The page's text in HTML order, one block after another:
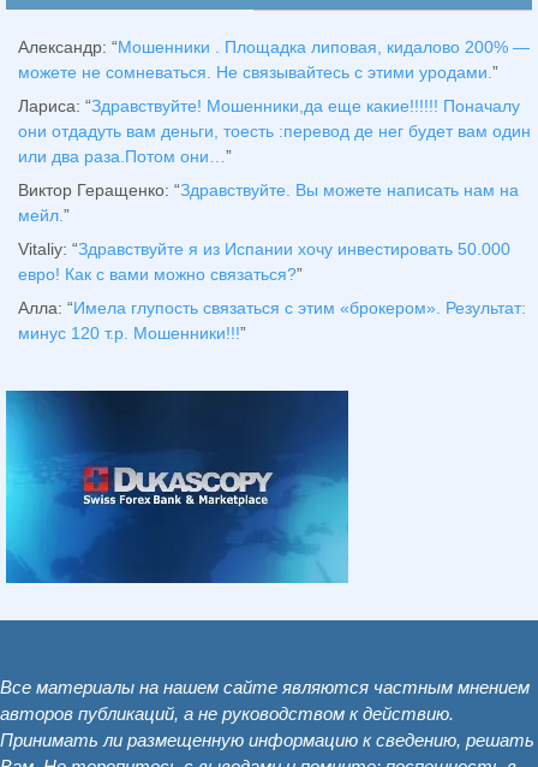
Александр: “Мошенники . Площадка липовая, кидалово 200% —
можете не сомневаться. Не связывайтесь с этими уродами. ”
Лариса: “Здравствуйтe! Мошенники,да еще какие!!!!!! Поначалу
они отдадуть вам деньги, тоесть :перевод де нег будет вам один
или два раза.Потом они… ”
Виктор Геращенко: “Здравствуйте. Вы можете написать нам на
мейл. ”
Vitaliy: “Здравствуйте я из Испании хочу инвестировать 50.000
евро! Как с вами можно связаться?”
Алла: “Имела глупость связаться с этим «брокером». Результат:
минус 120 т.р. Мошенники!!!”
Все материалы на нашем сайте являются частным мнением
авторов публикаций, а не руководством к действию.
Принимать ли размещенную информацию к сведению, решать